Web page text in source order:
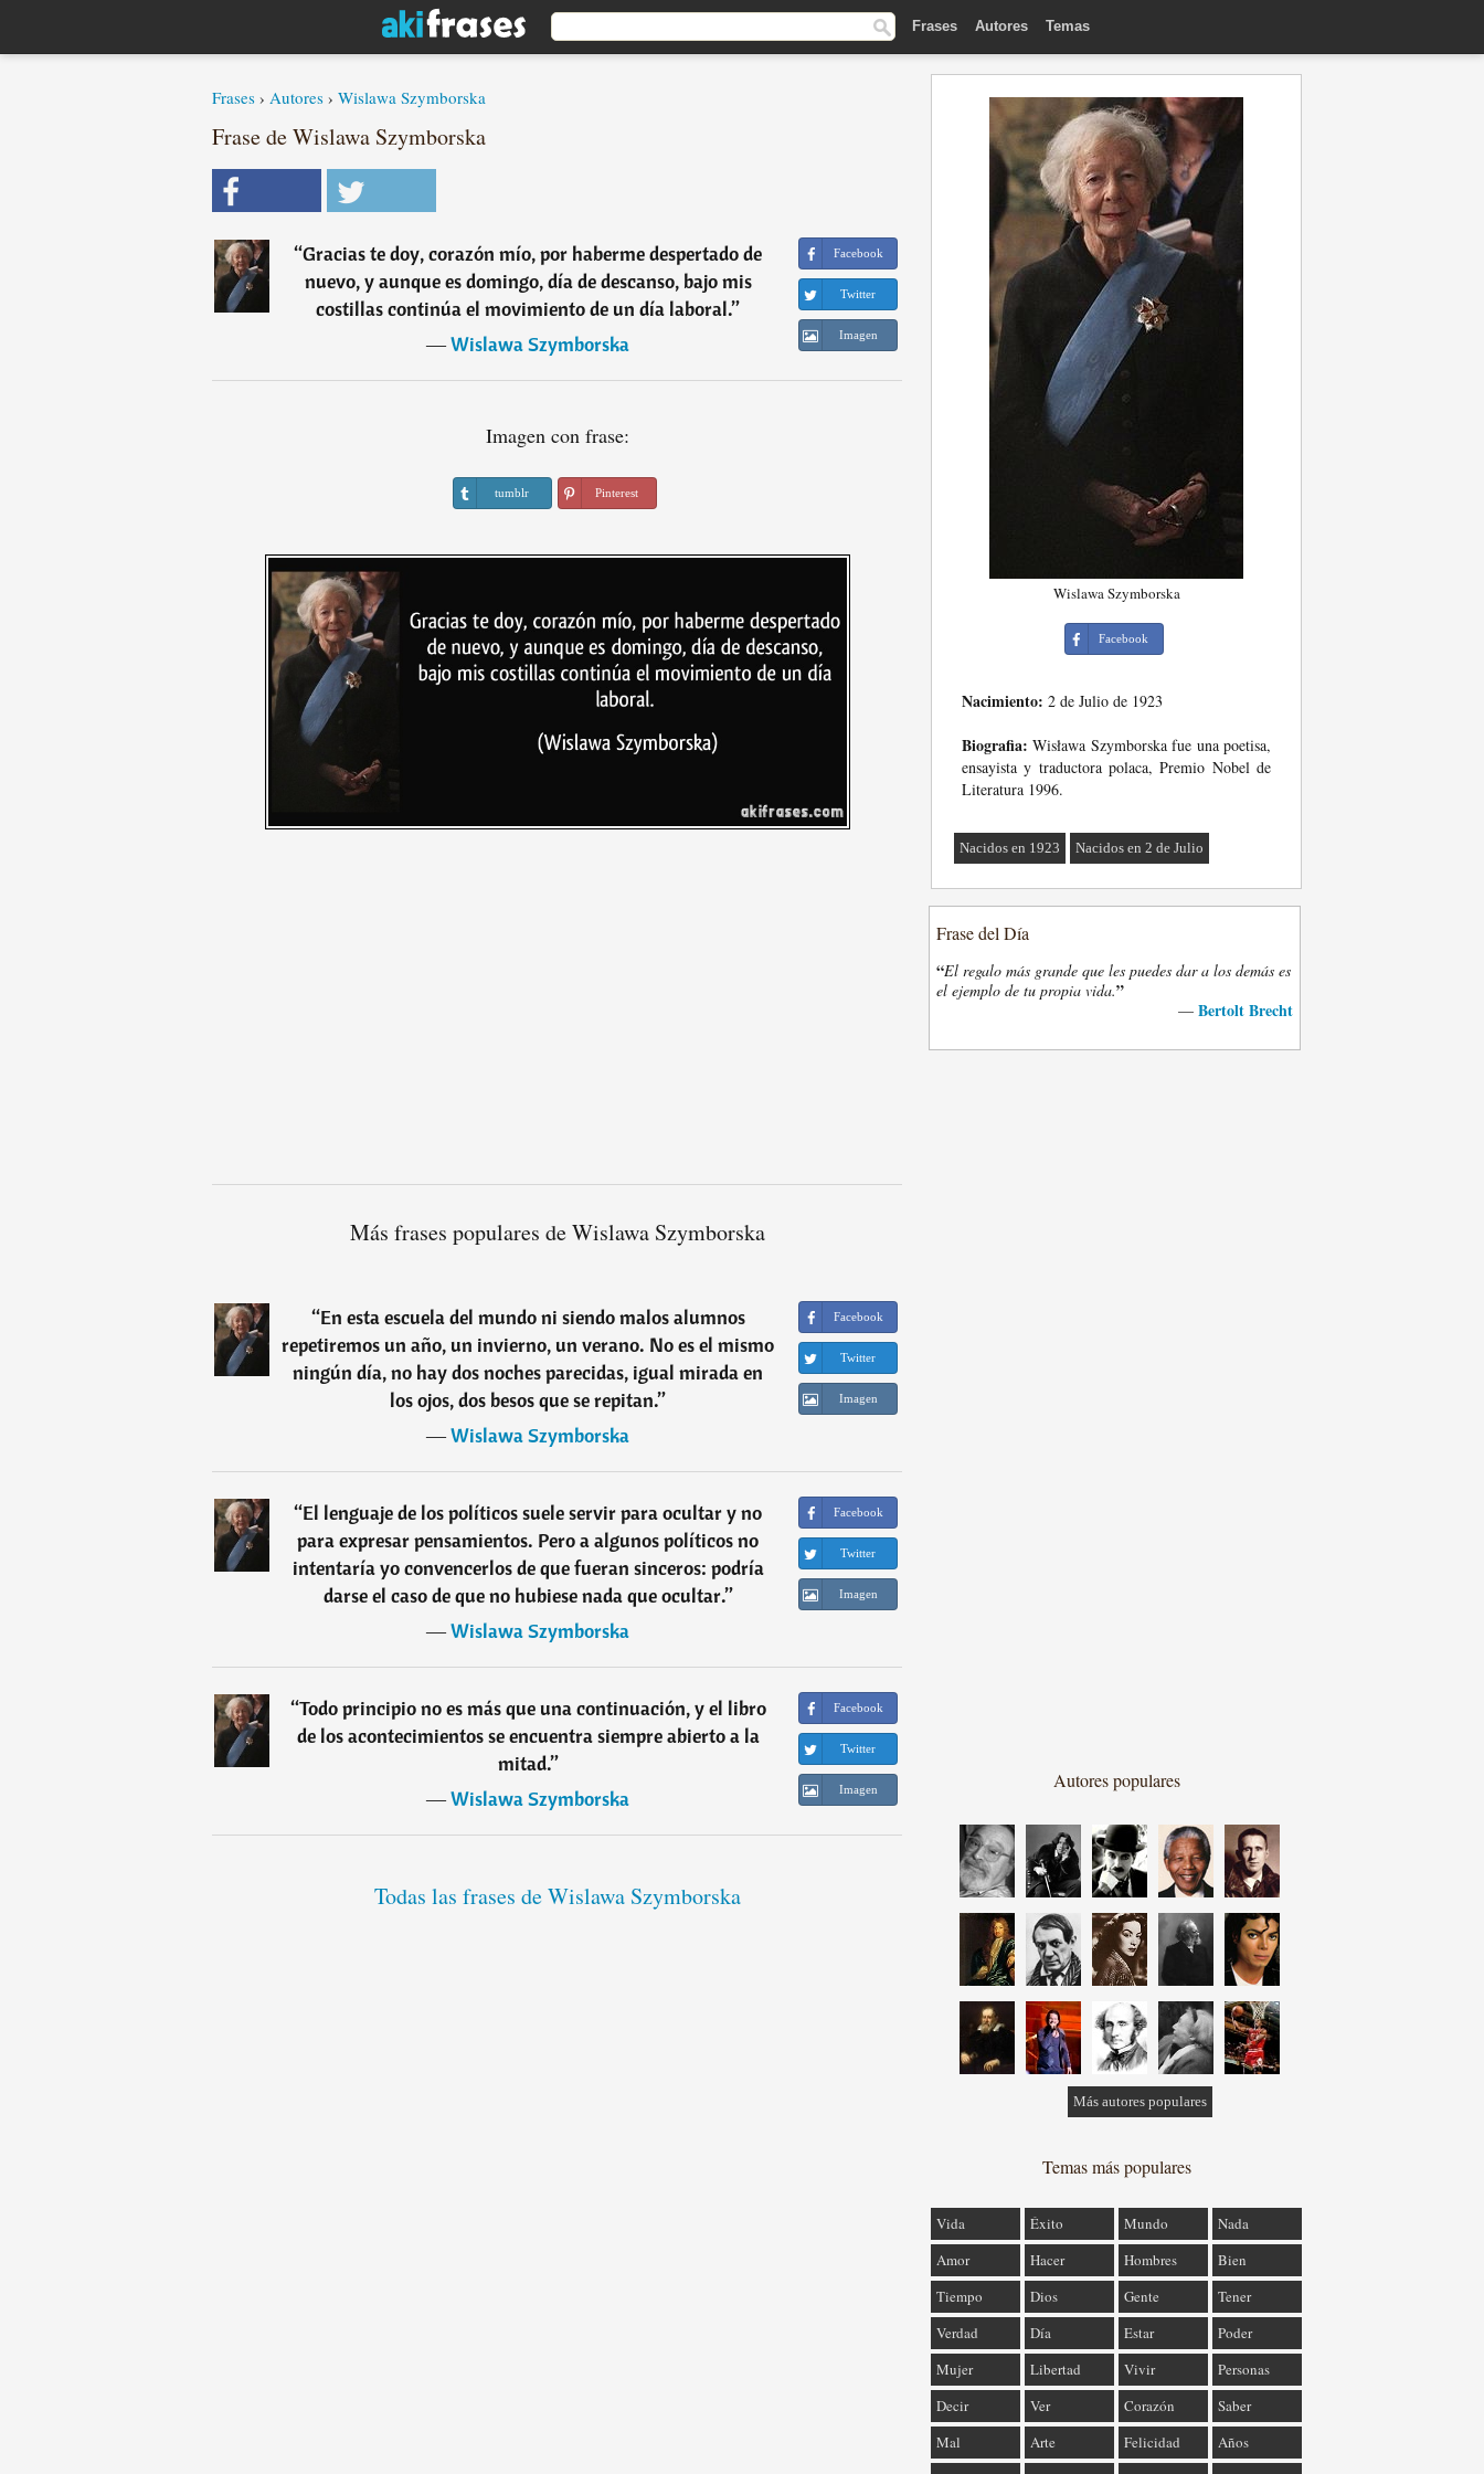
Frases Autores Temas
Frases › Autores › Wislawa Szymborska
Frase de Wislawa Szymborska
“Gracias te doy, corazón mío, por haberme despertado de
nuevo, y aunque es domingo, día de descanso, bajo mis
costillas continúa el movimiento de un día laboral.”
―Wislawa Szymborska
Facebook
Twitter
Imagen
Imagen con frase:
tumblr Pinterest
Más frases populares de Wislawa Szymborska
“En esta escuela del mundo ni siendo malos alumnos
repetiremos un año, un invierno, un verano. No es el mismo
ningún día, no hay dos noches parecidas, igual mirada en
los ojos, dos besos que se repitan.”
―Wislawa Szymborska
Facebook
Twitter
Imagen
“El lenguaje de los políticos suele servir para ocultar y no
para expresar pensamientos. Pero a algunos políticos no
intentaría yo convencerlos de que fueran sinceros: podría
darse el caso de que no hubiese nada que ocultar.”
―Wislawa Szymborska
Facebook
Twitter
Imagen
“Todo principio no es más que una continuación, y el libro
de los acontecimientos se encuentra siempre abierto a la
mitad.”
―Wislawa Szymborska
Facebook
Twitter
Imagen
Todas las frases de Wislawa Szymborska
Wislawa Szymborska
Facebook
Nacimiento: 2 de Julio de 1923
Biografia: Wisława Szymborska fue una poetisa,
ensayista y traductora polaca, Premio Nobel de
Literatura 1996.
Nacidos en 1923 Nacidos en 2 de Julio
Frase del Día
“El regalo más grande que les puedes dar a los demás es
el ejemplo de tu propia vida.”
— Bertolt Brecht
Autores populares
Más autores populares
Temas más populares
Vida Éxito Mundo
Nada
Amor
Hacer Hombres
Bien
Tiempo
Dios Gente
Tener
Verdad
Día Estar
Poder
Mujer
Libertad Vivir
Personas
Decir
Ver Corazón
Saber
Mal
Arte Felicidad
Años